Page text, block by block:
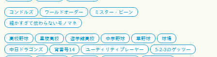
コンドルズ ワールドオーダー
ミスター・ビーン
細かすぎて伝わらないモノマネ
高校野球 星稜高校 遊学館高校 中学野球 草野球
球場
中日ドラゴンズ
背番号14 ユーティリティプレーヤー
5-2-3のゲッツー